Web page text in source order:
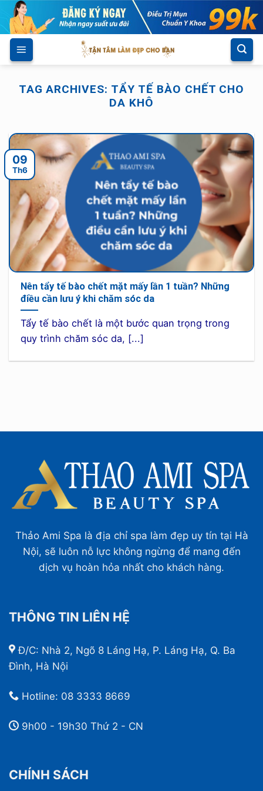
Skip
to
content
TAG ARCHIVES: TẨY TẾ BÀO CHẾT CHO
DA KHÔ
Nên tẩy tế bào chết mặt mấy lần 1 tuần? Những
điều cần lưu ý khi chăm sóc da
Tẩy tế bào chết là một bước quan trọng trong
quy trình chăm sóc da, [...]
09
Th6
Thảo Ami Spa là địa chỉ spa làm đẹp uy tín tại Hà
Nội, sẽ luôn nỗ lực không ngừng để mang đến
dịch vụ hoàn hỏa nhất cho khách hàng.
THÔNG TIN LIÊN HỆ
Đ/C: Nhà 2, Ngõ 8 Láng Hạ, P. Láng Hạ, Q. Ba
Đình, Hà Nội
Hotline: 08 3333 8669
9h00 - 19h30 Thứ 2 - CN
CHÍNH SÁCH